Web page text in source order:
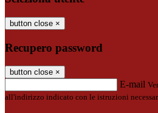
button close ×
Recupero password
button close ×
E-mail
all'indirizzo indicato con le istruzioni